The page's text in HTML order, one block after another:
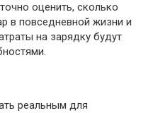
оценить, сколько
в повседневной жизни и
на зарядку будут
реальным для